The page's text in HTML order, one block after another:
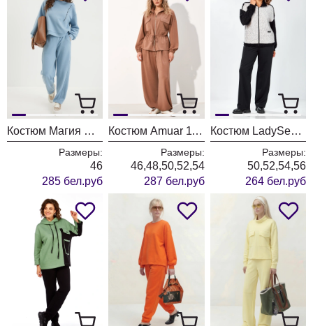
Костюм Магия Моды 2684 голубой
Размеры:
46
285 бел.руб
Костюм Amuar 1116
Размеры:
46,48,50,52,54
287 бел.руб
Костюм LadySecret 25227
Размеры:
50,52,54,56
264 бел.руб